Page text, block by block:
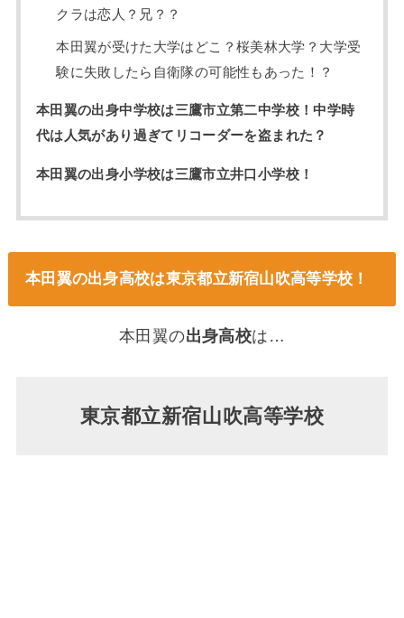
クラは恋人？兄？？
本田翼が受けた大学はどこ？桜美林大学？大学受
験に失敗したら自衛隊の可能性もあった！？
本田翼の出身中学校は三鷹市立第二中学校！中学時
代は人気があり過ぎてリコーダーを盗まれた？
本田翼の出身小学校は三鷹市立井口小学校！
本田翼の出身高校は東京都立新宿山吹高等学校！
本田翼の出身高校は…
東京都立新宿山吹高等学校